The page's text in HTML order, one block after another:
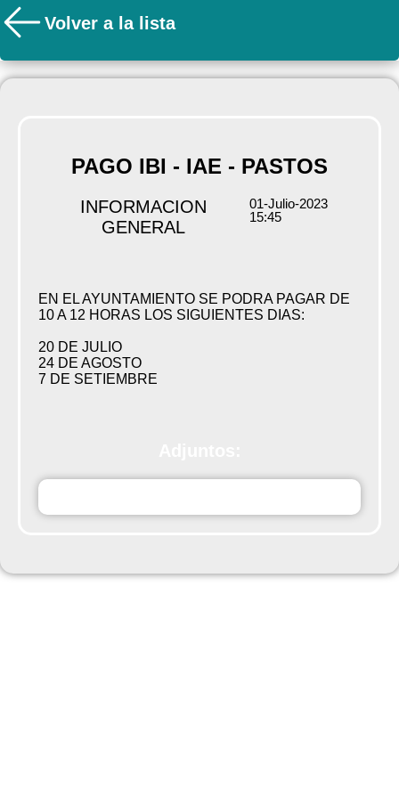
Volver a la lista
PAGO IBI - IAE - PASTOS
INFORMACION
GENERAL
01-Julio-2023
15:45
EN EL AYUNTAMIENTO SE PODRA PAGAR DE
10 A 12 HORAS LOS SIGUIENTES DIAS:
20 DE JULIO
24 DE AGOSTO
7 DE SETIEMBRE